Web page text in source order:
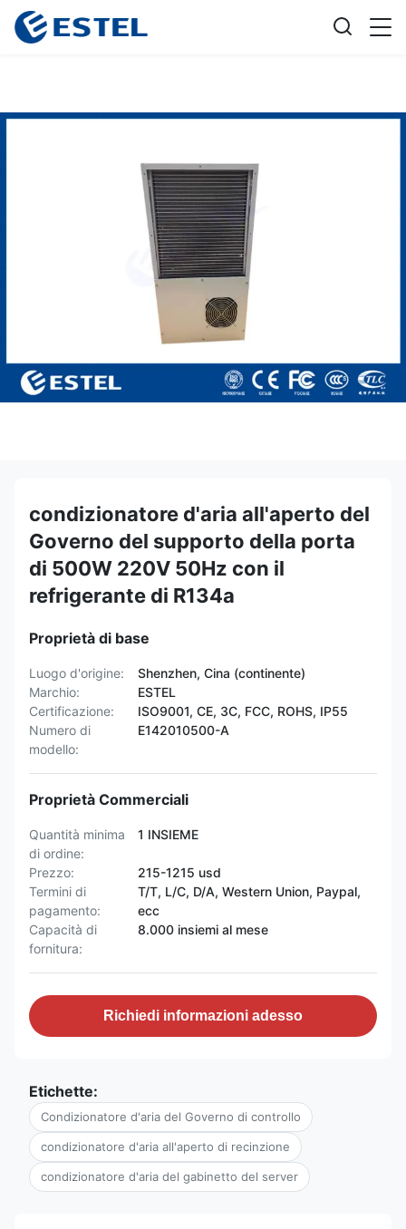
condizionatore d'aria all'aperto del
Governo del supporto della porta
di 500W 220V 50Hz con il
refrigerante di R134a
Proprietà di base
Luogo d'origine:
Shenzhen, Cina (continente)
Marchio:
ESTEL
Certificazione:
ISO9001, CE, 3C, FCC, ROHS, IP55
Numero di
modello:
E142010500-A
Proprietà Commerciali
Quantità minima
di ordine:
1 INSIEME
Prezzo:
215-1215 usd
Termini di
pagamento:
T/T, L/C, D/A, Western Union, Paypal,
ecc
Capacità di
fornitura:
8.000 insiemi al mese
Richiedi informazioni adesso
Etichette:
Condizionatore d'aria del Governo di controllo
condizionatore d'aria all'aperto di recinzione
condizionatore d'aria del gabinetto del server